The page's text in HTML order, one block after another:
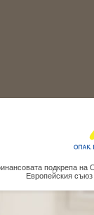
подкрепа на
Европейския